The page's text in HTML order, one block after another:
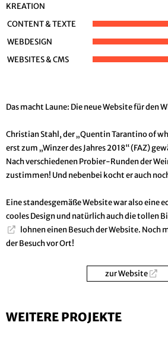
KREATION
CONTENT & TEXTE
WEBDESIGN
WEBSITES & CMS
Das macht Laune: Die neue Website für den
Christian Stahl, der „Quentin Tarantino of
erst zum „Winzer des Jahres 2018“ (FAZ)
Nach verschiedenen Probier-Runden der
zustimmen! Und nebenbei kocht er auch
Eine standesgemäße Website war also eine
cooles Design und natürlich auch die tollen
lohnen einen Besuch der Website. Noch
der Besuch vor Ort!
zur Website
WEITERE PROJEKTE